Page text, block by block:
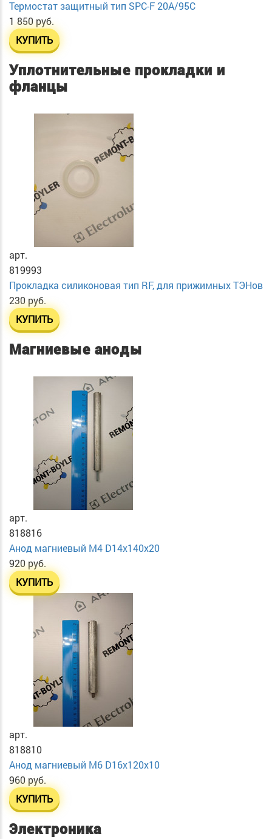
Термостат защитный тип SPC-F 20A/95C
1 850 руб.
КУПИТЬ
Уплотнительные прокладки и
фланцы
арт.
819993
Прокладка силиконовая тип RF, для прижимных ТЭНов
230 руб.
КУПИТЬ
Магниевые аноды
арт.
818816
Анод магниевый М4 D14х140х20
920 руб.
КУПИТЬ
арт.
818810
Анод магниевый М6 D16х120х10
960 руб.
КУПИТЬ
Электроника